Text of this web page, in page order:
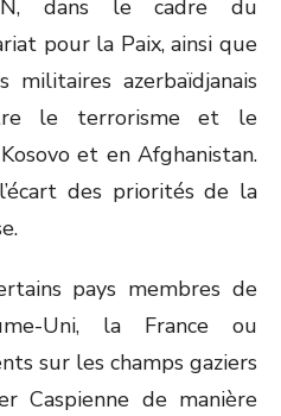
dans le cadre du
pour la Paix, ainsi que
militaires azerbaïdjanais
le terrorisme et le
et en Afghanistan.
des priorités de la
pays membres de
Uni, la France ou
sur les champs gaziers
Caspienne de manière